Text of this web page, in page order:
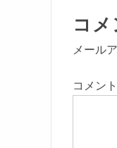
コ
メール
コメント